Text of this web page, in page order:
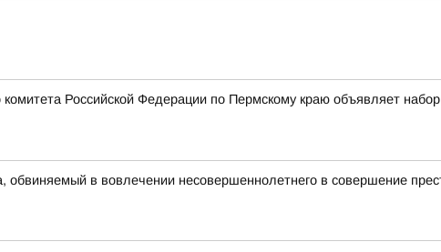
Российской Федерации по Пермскому краю объявляет
в вовлечении несовершеннолетнего в совершение